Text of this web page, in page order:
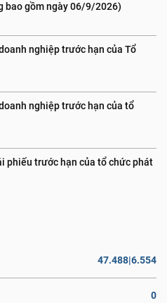
bao gồm ngày 06/9/2026)
nghiệp trước hạn của Tổ
nghiệp trước hạn của tổ
phiếu trước hạn của tổ chức phát
47.488|6.554
0